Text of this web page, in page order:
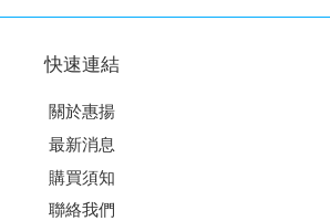
快速連結
關於惠揚
最新消息
購買須知
聯絡我們